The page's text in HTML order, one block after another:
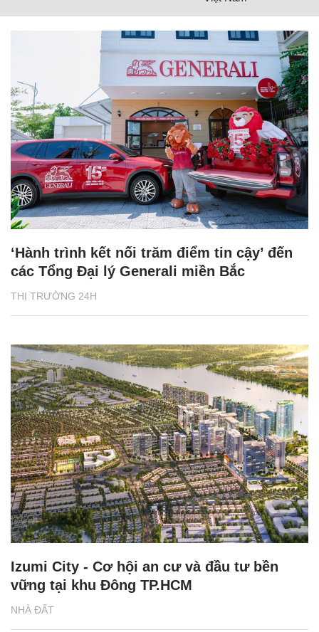
THỊ TRƯỜNG 24H
‘Hành trình kết nối trăm điểm tin cậy’ đến
các Tổng Đại lý Generali miền Bắc
NHÀ ĐẤT
Izumi City - Cơ hội an cư và đầu tư bền
vững tại khu Đông TP.HCM